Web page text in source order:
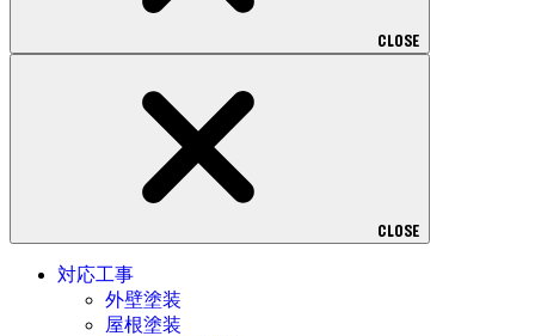
CLOSE
CLOSE
対応工事
外壁塗装
屋根塗装